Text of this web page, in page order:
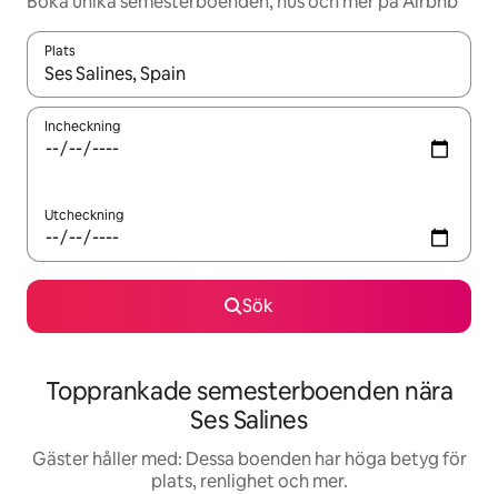
Plats
När resultaten är tillgängliga kan du navigera med upp- och
Incheckning
Utcheckning
Sök
Topprankade semesterboenden nära
Ses Salines
Gäster håller med: Dessa boenden har höga betyg för
plats, renlighet och mer.